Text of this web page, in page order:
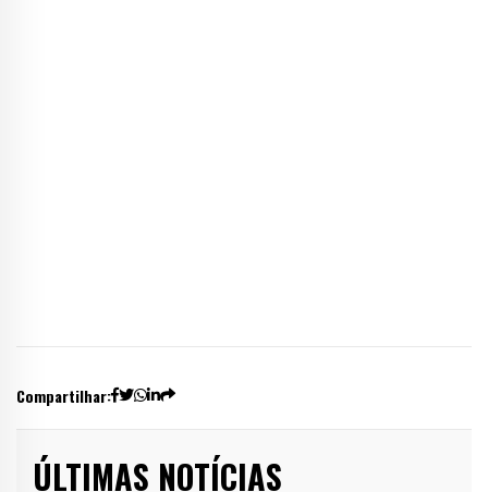
Compartilhar:
ÚLTIMAS NOTÍCIAS